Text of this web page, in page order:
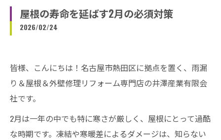
屋根の寿命を延ばす2月の必須対策
2026/02/24
皆様、こんにちは！名古屋市熱田区に拠点を置く、雨漏
り＆屋根＆外壁修理リフォーム専門店の井澤産業有限会
社です。
2月は一年の中でも特に寒さが厳しく、屋根にとって過酷
な時期です。凍結や寒暖差によるダメージは、知らない